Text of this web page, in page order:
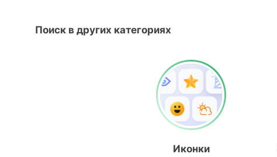
Поиск в других категориях
Иконки